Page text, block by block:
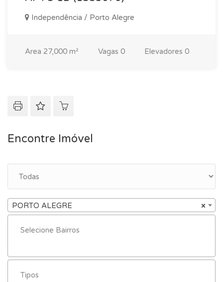
Independência / Porto Alegre
Area 27,000 m² Vagas 0 Elevadores 0
Encontre Imóvel
×
PORTO ALEGRE